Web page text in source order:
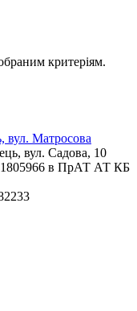
критеріям.
вул. Матросова
вул. Садова, 10
в ПрАТ АТ КБ